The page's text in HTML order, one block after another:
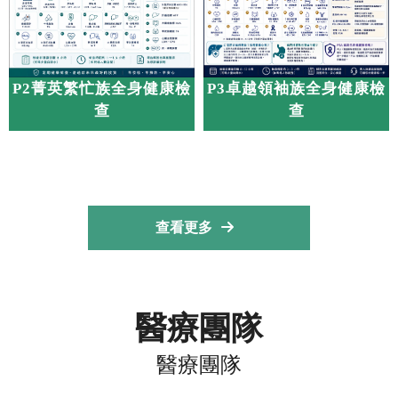
P2菁英繁忙族全身健康檢
查
P3卓越領袖族全身健康檢
查
查看更多
醫療團隊
醫療團隊